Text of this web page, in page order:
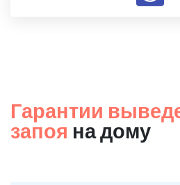
Гарантии
запоя на дому